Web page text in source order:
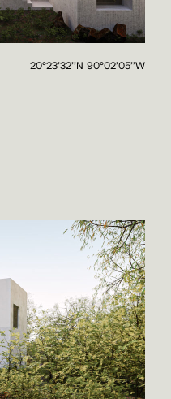
20°23'32''N 90°02'05''W